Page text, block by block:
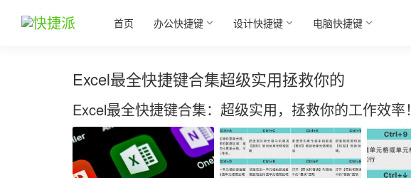
首页 办公快捷键 设计快捷键 电脑快捷键
Excel最全快捷键合集超级实用拯救你的
Excel最全快捷键合集：超级实用，拯救你的工作效率！